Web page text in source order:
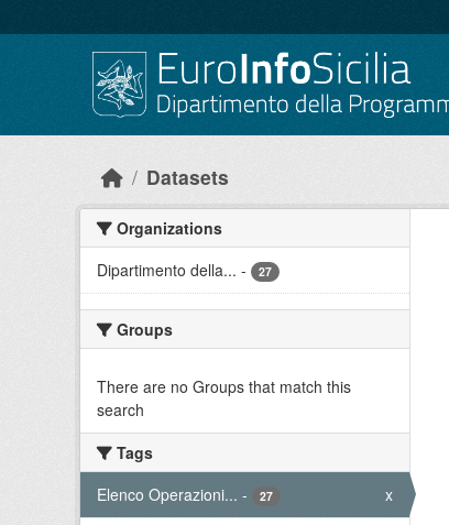
Datasets
Organizations
Dipartimento della... - 27
Groups
There are no Groups that match this
search
Tags
Elenco Operazioni... - 27 x